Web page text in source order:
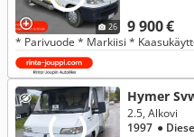
26 9 900 €
* Parivuode * Markiisi *
Hymer
2.5, Alkovi
1997 ●